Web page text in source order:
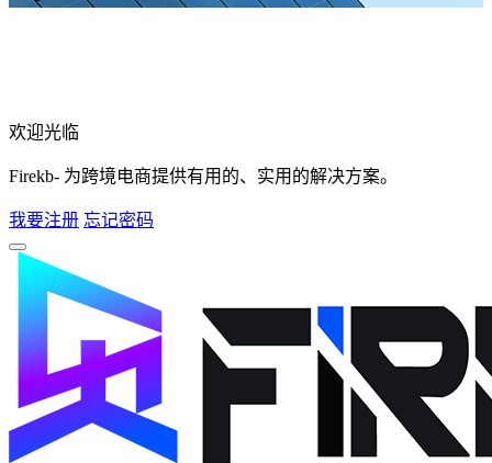
欢迎光临
Firekb- 为跨境电商提供有用的、实用的解决方案。
我要注册 忘记密码